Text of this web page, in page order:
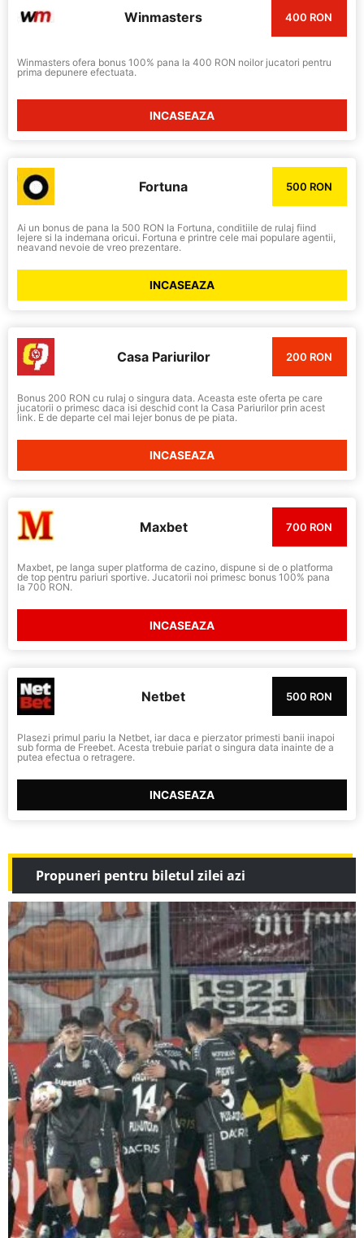
Winmasters 400 RON
Winmasters ofera bonus 100% pana la 400 RON noilor jucatori pentru
prima depunere efectuata.
INCASEAZA
Fortuna 500 RON
Ai un bonus de pana la 500 RON la Fortuna, conditiile de rulaj fiind
lejere si la indemana oricui. Fortuna e printre cele mai populare agentii,
neavand nevoie de vreo prezentare.
INCASEAZA
Casa Pariurilor 200 RON
Bonus 200 RON cu rulaj o singura data. Aceasta este oferta pe care
jucatorii o primesc daca isi deschid cont la Casa Pariurilor prin acest
link. E de departe cel mai lejer bonus de pe piata.
INCASEAZA
Maxbet 700 RON
Maxbet, pe langa super platforma de cazino, dispune si de o platforma
de top pentru pariuri sportive. Jucatorii noi primesc bonus 100% pana
la 700 RON.
INCASEAZA
Netbet 500 RON
Plasezi primul pariu la Netbet, iar daca e pierzator primesti banii inapoi
sub forma de Freebet. Acesta trebuie pariat o singura data inainte de a
putea efectua o retragere.
INCASEAZA
Propuneri pentru biletul zilei azi